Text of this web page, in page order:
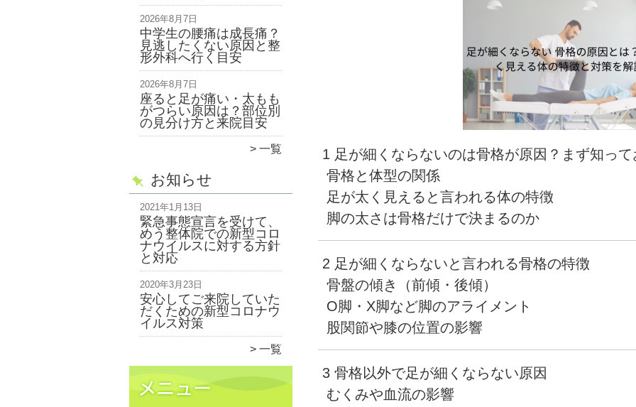
2026年8月7日
中学生の腰痛は成長痛？
見逃したくない原因と整
形外科へ行く目安
2026年8月7日
座ると足が痛い・太もも
がつらい原因は？部位別
の見分け方と来院目安
一覧
お知らせ
2021年1月13日
緊急事態宣言を受けて、
めう整体院での新型コロ
ナウイルスに対する方針
と対応
2020年3月23日
安心してご来院していた
だくための新型コロナウ
イルス対策
一覧
1 足が細くならないのは骨格が原因？まず知って
骨格と体型の関係
足が太く見えると言われる体の特徴
脚の太さは骨格だけで決まるのか
2 足が細くならないと言われる骨格の特徴
骨盤の傾き（前傾・後傾）
O脚・X脚など脚のアライメント
股関節や膝の位置の影響
3 骨格以外で足が細くならない原因
むくみや血流の影響